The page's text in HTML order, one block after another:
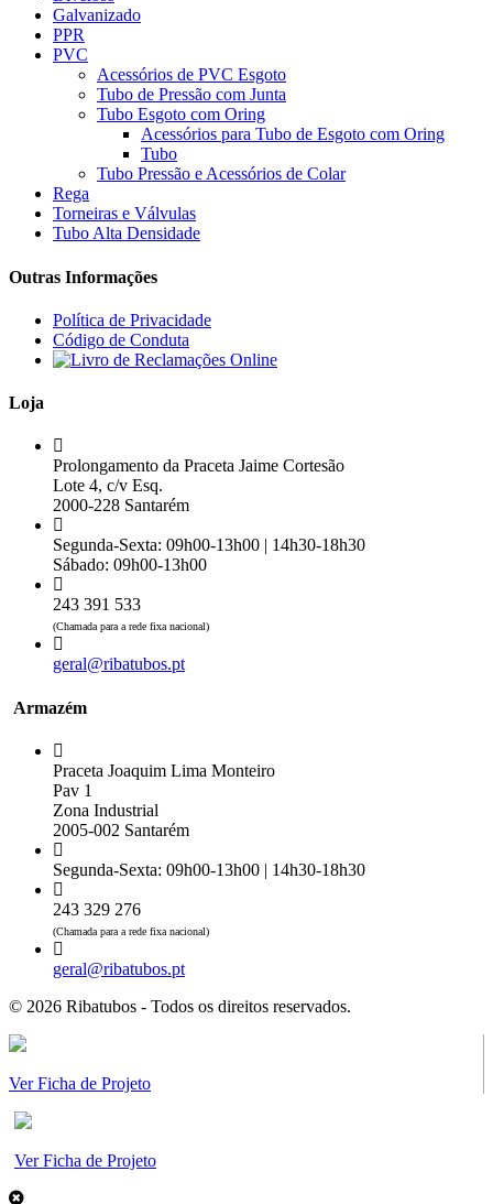
Galvanizado
PPR
PVC
Acessórios de PVC Esgoto
Tubo de Pressão com Junta
Tubo Esgoto com Oring
Acessórios para Tubo de Esgoto com Oring
Tubo
Tubo Pressão e Acessórios de Colar
Rega
Torneiras e Válvulas
Tubo Alta Densidade
Outras Informações
Política de Privacidade
Código de Conduta
Loja
Prolongamento da Praceta Jaime Cortesão
Lote 4, c/v Esq.
2000-228 Santarém
Segunda-Sexta: 09h00-13h00 | 14h30-18h30
Sábado: 09h00-13h00
243 391 533
(Chamada para a rede fixa nacional)
geral@ribatubos.pt
Armazém
Praceta Joaquim Lima Monteiro
Pav 1
Zona Industrial
2005-002 Santarém
Segunda-Sexta: 09h00-13h00 | 14h30-18h30
243 329 276
(Chamada para a rede fixa nacional)
geral@ribatubos.pt
© 2026 Ribatubos - Todos os direitos reservados.
Ver Ficha de Projeto
Ver Ficha de Projeto